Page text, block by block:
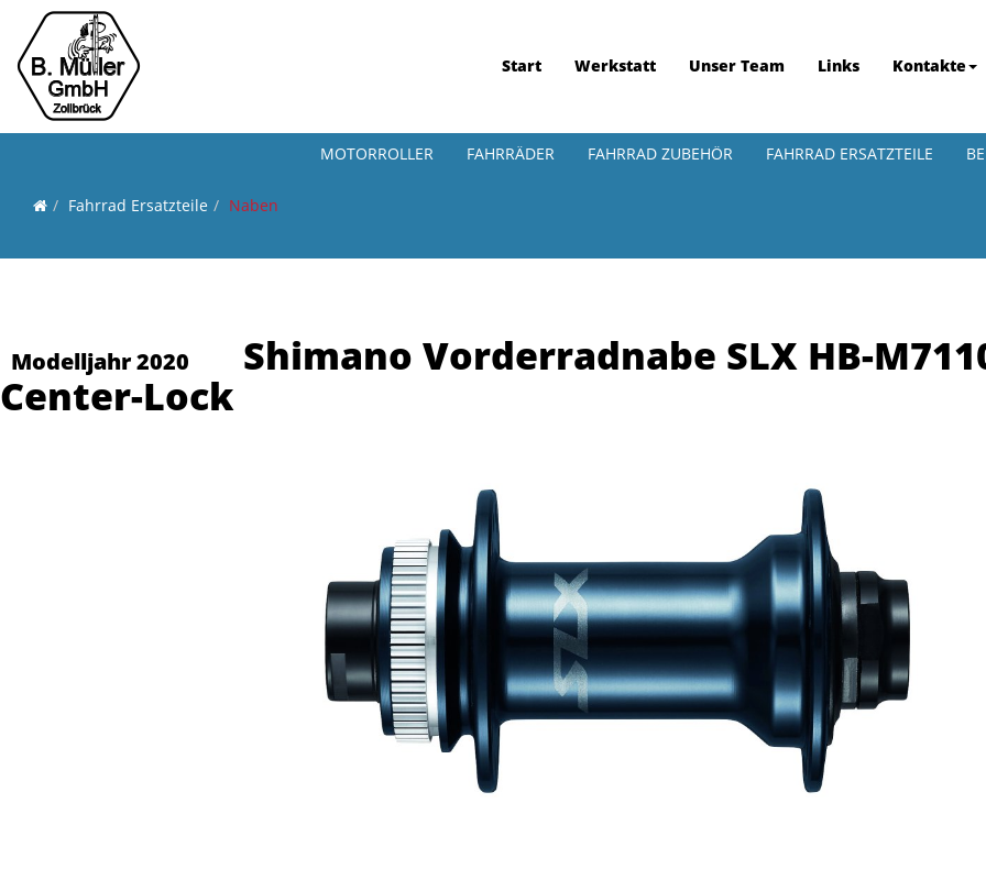
Start Werkstatt Unser Team Links Kontakte
MOTORROLLER FAHRRÄDER FAHRRAD ZUBEHÖR FAHRRAD ERSATZTEILE
Fahrrad Ersatzteile Naben
Modelljahr 2020
Shimano Vorderradnabe SLX HB-
Center-Lock